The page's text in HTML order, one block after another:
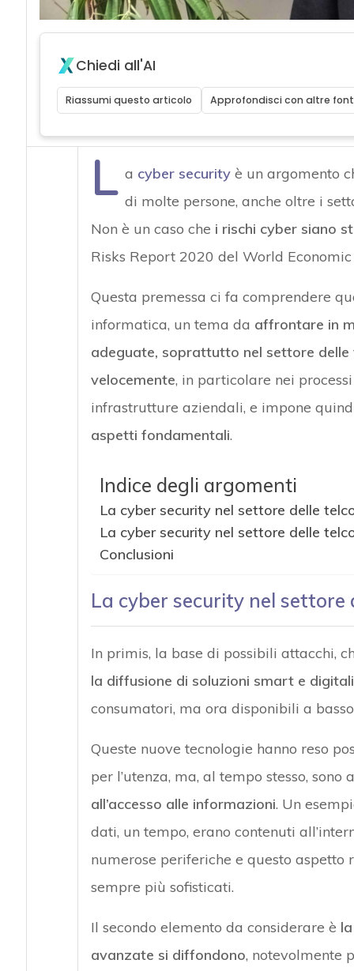
Chiedi all'AI
Riassumi questo articolo Approfondisci con altre
L a cyber securityè un argomento
di molte persone, anche oltre i
Non è un caso che i rischi cyber siano
Risks Report 2020 del World
Questa premessa ci fa comprendere
informatica, un tema da affrontare in
adeguate, soprattutto nel settore delle
velocemente, in particolare nei
infrastrutture aziendali, e impone
aspetti fondamentali.
Indice degli argomenti
La cyber security nel settore delle
La cyber security nel settore delle
Conclusioni
La cyber security nel
In primis, la base di possibili attacchi,
la diffusione di soluzioni smart e digitali
consumatori, ma ora disponibili a
Queste nuove tecnologie hanno reso
per l’utenza, ma, al tempo stesso,
all’accesso alle informazioni. Un
dati, un tempo, erano contenuti
numerose periferiche e questo
sempre più sofisticati.
Il secondo elemento da considerare è
avanzate si diffondono, notevolmente